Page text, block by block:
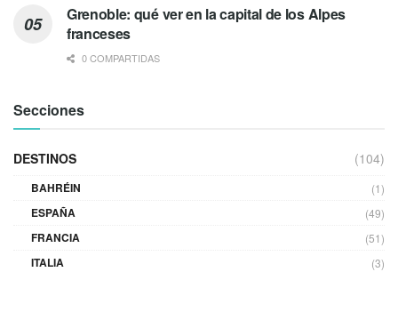
Grenoble: qué ver en la capital de los Alpes
franceses
0 COMPARTIDAS
Secciones
DESTINOS (104)
BAHRÉIN (1)
ESPAÑA (49)
FRANCIA (51)
ITALIA (3)